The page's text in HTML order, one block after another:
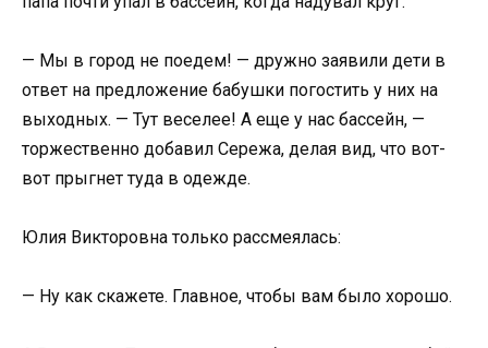
— Мы в город не поедем! — дружно заявили дети в
ответ на предложение бабушки погостить у них на
выходных. — Тут веселее! А еще у нас бассейн, —
торжественно добавил Сережа, делая вид, что вот-
вот прыгнет туда в одежде.
Юлия Викторовна только рассмеялась:
— Ну как скажете. Главное, чтобы вам было хорошо.